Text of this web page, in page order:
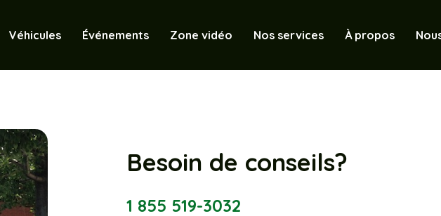
Véhicules Événements Zone vidéo Nos services À propos
Besoin de conseils?
1 855 519-3032